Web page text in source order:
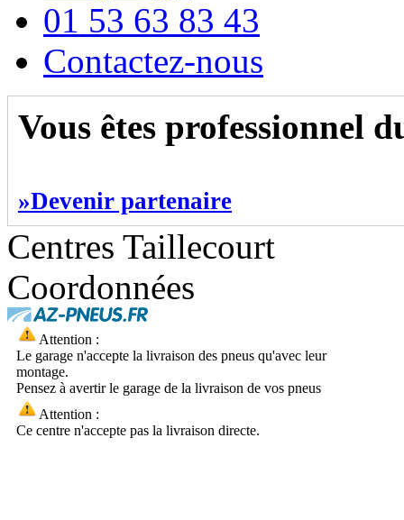
01 53 63 83 43
Contactez-nous
Vous êtes professionnel
»Devenir partenaire
Centres Taillecourt
Coordonnées
Attention :
Le garage n'accepte la livraison des pneus qu'avec leur
montage.
Pensez à avertir le garage de la livraison de vos pneus
Attention :
Ce centre n'accepte pas la livraison directe.